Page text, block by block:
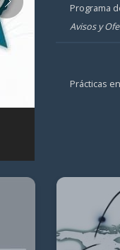
Programa
Avisos y
Prácticas